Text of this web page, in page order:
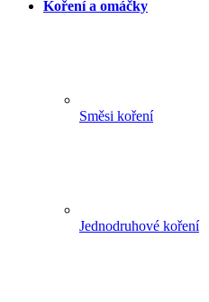
Koření a omáčky
Směsi koření
Jednodruhové koření